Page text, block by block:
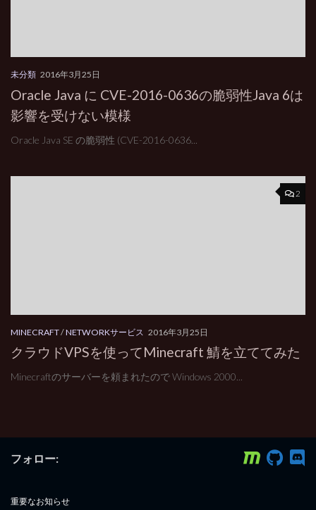
未分類 2016年3月25日
Oracle Java に CVE-2016-0636の脆弱性Java 6は
影響を受けない模様
Oracle Java SE の脆弱性 (CVE-2016-0636...
2
MINECRAFT/NETWORKサービス 2016年3月25日
クラウドVPSを使ってMinecraft 鯖を立ててみた
Minecraftのサーバーを頼まれたので Windows 2000...
フォロー:
重要なお知らせ